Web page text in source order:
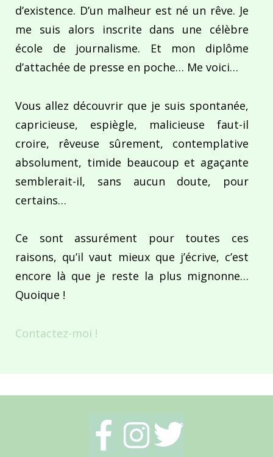
d’existence. D’un malheur est né un rêve. Je
me suis alors inscrite dans une célèbre
école de journalisme. Et mon diplôme
d’attachée de presse en poche… Me voici…
Vous allez découvrir que je suis spontanée,
capricieuse, espiègle, malicieuse faut-il
croire, rêveuse sûrement, contemplative
absolument, timide beaucoup et agaçante
semblerait-il, sans aucun doute, pour
certains…
Ce sont assurément pour toutes ces
raisons, qu’il vaut mieux que j’écrive, c’est
encore là que je reste la plus mignonne…
Quoique !
Contactez-moi !